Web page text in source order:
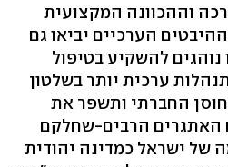
וההכוונה המקצועית
הערכיים יביאו גם
להשקיע בטיפול
ערכית יותר בשלטון
החברתי ותשפר את
האתגרים הרבים-שחלקם
של ישראל כמדינה יהודית